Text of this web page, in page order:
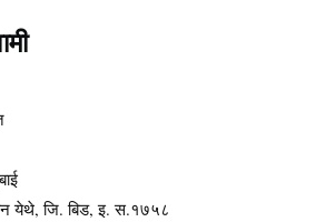
येथे, जि. बिड, इ. स.१७५८